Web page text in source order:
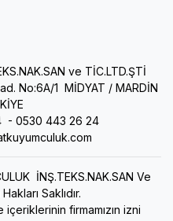
ve TİC.LTD.ŞTİ
No:6A/1 MİDYAT / MARDİN
- 0530 443 26 24
İNŞ.TEKS.NAK.SAN Ve
Saklıdır.
firmamızın izni